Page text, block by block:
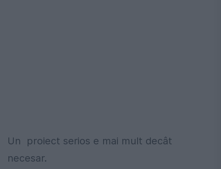
Un proiect serios e mai mult decât
necesar.